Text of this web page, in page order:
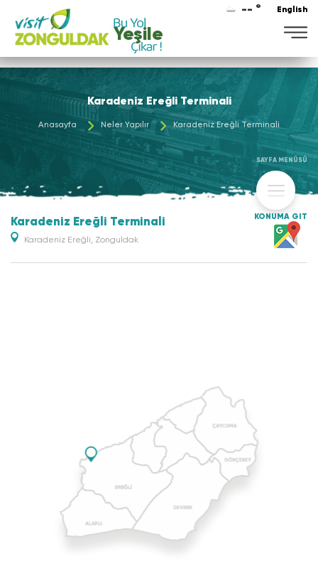
-- ° English
Yeşile
Karadeniz Ereğli Terminali
Anasayfa Neler Yapılır Karadeniz Ereğli Terminali
SAYFA MENÜSÜ
Karadeniz Ereğli Terminali
Karadeniz Ereğli, Zonguldak
KONUMA GİT